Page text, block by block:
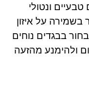
ונטולי
בשמירה על איזון
בבגדים נוחים
ולהימנע מהזעה